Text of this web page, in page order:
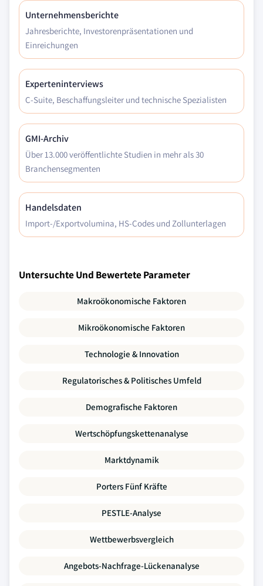
Unternehmensberichte
Jahresberichte, Investorenpräsentationen und
Einreichungen
Experteninterviews
C-Suite, Beschaffungsleiter und technische Spezialisten
GMI-Archiv
Über 13.000 veröffentlichte Studien in mehr als 30
Branchensegmenten
Handelsdaten
Import-/Exportvolumina, HS-Codes und Zollunterlagen
Untersuchte Und Bewertete Parameter
Makroökonomische Faktoren
Mikroökonomische Faktoren
Technologie & Innovation
Regulatorisches & Politisches Umfeld
Demografische Faktoren
Wertschöpfungskettenanalyse
Marktdynamik
Porters Fünf Kräfte
PESTLE-Analyse
Wettbewerbsvergleich
Angebots-Nachfrage-Lückenanalyse